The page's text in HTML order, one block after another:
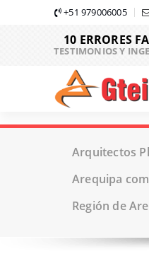
+51 979006005
10 ERRORES
TESTIMONIOS Y
Arquitectos
Arequipa
Región de